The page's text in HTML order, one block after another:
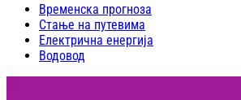
Временска прогноза
Стање на путевима
Електрична енергија
Водовод